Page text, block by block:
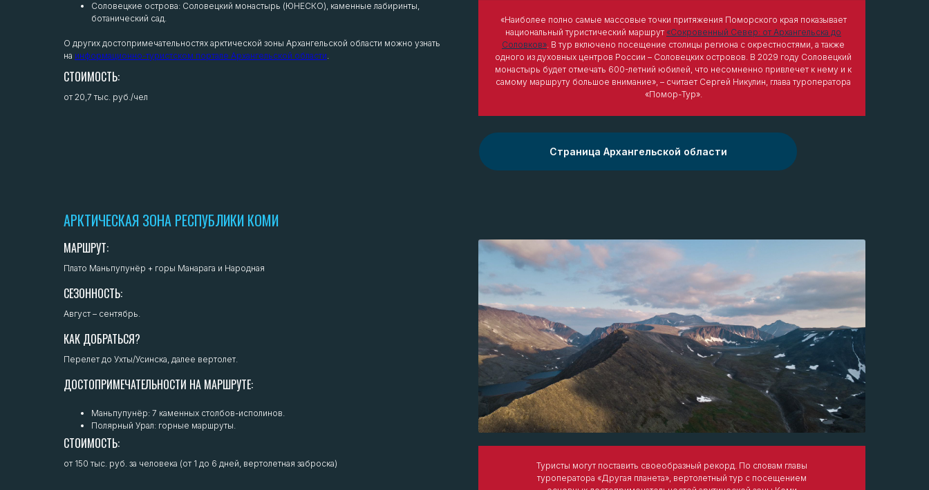
Страница Архангельской области
Соловецкие острова: Соловецкий монастырь (ЮНЕСКО), каменные лабиринты,
ботанический сад.
О других достопримечательностях арктической зоны Архангельской области можно узнать
на информационно-туристском портале Архангельской области.
СТОИМОСТЬ:
от 20,7 тыс. руб./чел
«Наиболее полно самые массовые точки притяжения Поморского края показывает
национальный туристический маршрут «Сокровенный Север: от Архангельска до
Соловков». В тур включено посещение столицы региона с окрестностями, а также
одного из духовных центров России – Соловецких островов. В 2029 году Соловецкий
монастырь будет отмечать 600-летний юбилей, что несомненно привлечет к нему и к
самому маршруту большое внимание», – считает Сергей Никулин, глава туроператора
«Помор-Тур».
АРКТИЧЕСКАЯ ЗОНА РЕСПУБЛИКИ КОМИ
МАРШРУТ:
Плато Маньпупунёр + горы Манарага и Народная
СЕЗОННОСТЬ:
Август – сентябрь.
КАК ДОБРАТЬСЯ?
Перелет до Ухты/Усинска, далее вертолет.
ДОСТОПРИМЕЧАТЕЛЬНОСТИ НА МАРШРУТЕ:
Маньпупунёр: 7 каменных столбов-исполинов.
Полярный Урал: горные маршруты.
СТОИМОСТЬ:
от 150 тыс. руб. за человека (от 1 до 6 дней, вертолетная заброска)
Туристы могут поставить своеобразный рекорд. По словам главы
туроператора «Другая планета», вертолетный тур с посещением